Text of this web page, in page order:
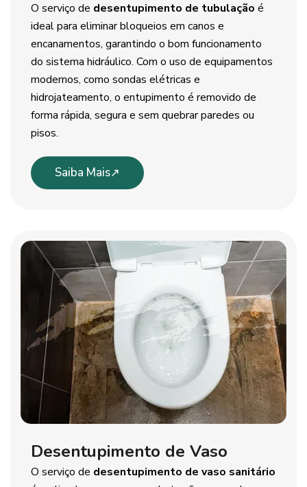
O serviço de desentupimento de tubulação é
ideal para eliminar bloqueios em canos e
encanamentos, garantindo o bom funcionamento
do sistema hidráulico. Com o uso de equipamentos
modernos, como sondas elétricas e
hidrojateamento, o entupimento é removido de
forma rápida, segura e sem quebrar paredes ou
pisos.
Saiba Mais
Desentupimento de Vaso
O serviço de desentupimento de vaso sanitário